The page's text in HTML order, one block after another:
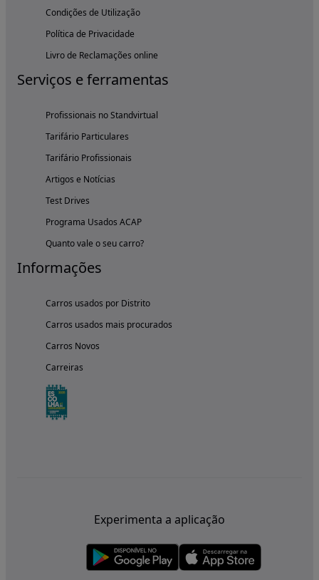
Condições de Utilização
Política de Privacidade
Livro de Reclamações online
Serviços e ferramentas
Profissionais no Standvirtual
Tarifário Particulares
Tarifário Profissionais
Artigos e Notícias
Test Drives
Programa Usados ACAP
Quanto vale o seu carro?
Informações
Carros usados por Distrito
Carros usados mais procurados
Carros Novos
Carreiras
Experimenta a aplicação